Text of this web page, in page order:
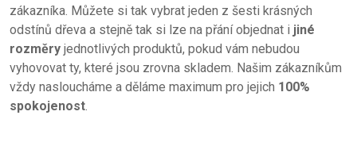
zákazníka. Můžete si tak vybrat jeden z šesti krásných
odstínů dřeva a stejně tak si lze na přání objednat i jiné
rozměry jednotlivých produktů, pokud vám nebudou
vyhovovat ty, které jsou zrovna skladem. Našim zákazníkům
vždy nasloucháme a děláme maximum pro jejich 100%
spokojenost